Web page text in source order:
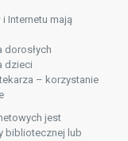
Internetu mają
dorosłych
dzieci
– korzystanie
jest
bibliotecznej lub